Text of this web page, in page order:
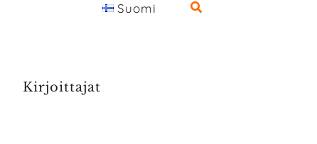
Suomi
Kirjoittajat